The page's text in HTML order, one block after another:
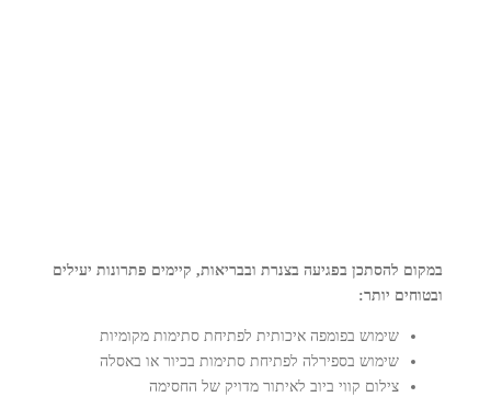
במקום להסתכן בפגיעה בצנרת ובבריאות, קיימים פתרונות יעילים
ובטוחים יותר:
שימוש בפומפה איכותית לפתיחת סתימות מקומיות
שימוש בספירלה לפתיחת סתימות בכיור או באסלה
צילום קווי ביוב לאיתור מדויק של החסימה